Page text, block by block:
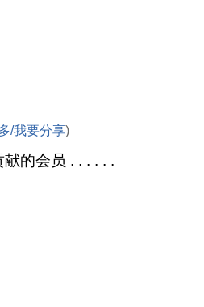
/我要分享)
的会员 . . . . . .